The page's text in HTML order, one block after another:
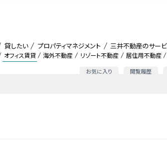
オフィス賃貸 海外不動産 リゾート不動産 居住用不動産
お気に入り 閲覧履歴
貸したい プロパティマネジメント 三井不動産のサー